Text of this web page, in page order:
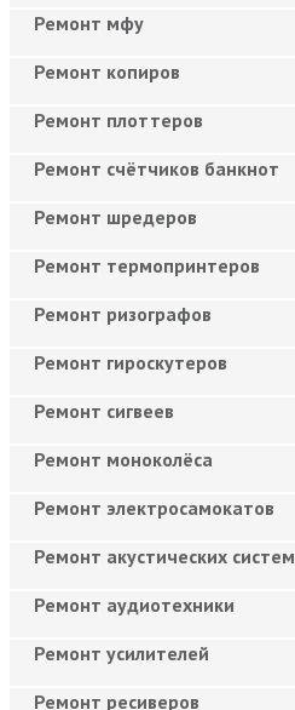
Ремонт мфу
Ремонт копиров
Ремонт плоттеров
Ремонт счётчиков банкнот
Ремонт шредеров
Ремонт термопринтеров
Ремонт ризографов
Ремонт гироскутеров
Ремонт сигвеев
Ремонт моноколёса
Ремонт электросамокатов
Ремонт акустических систем
Ремонт аудиотехники
Ремонт усилителей
Ремонт ресиверов